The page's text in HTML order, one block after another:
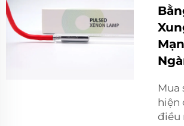
Mua
hiện
điều